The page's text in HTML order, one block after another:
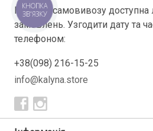
Послуга самовивозу
замовлень. Узгодити дату та
телефоном:
+38(098) 216-15-25
info@kalyna.store
КНОПКА
ЗВ'ЯЗКУ